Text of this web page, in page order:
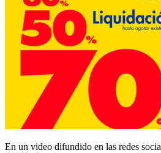
En un video difundido en las redes